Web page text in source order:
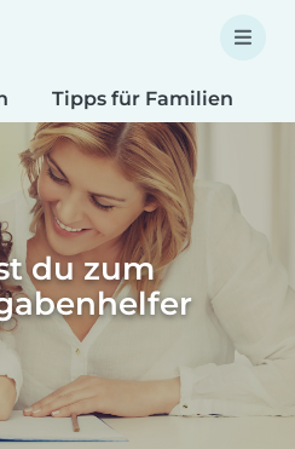
Tipps für Familien
du zum